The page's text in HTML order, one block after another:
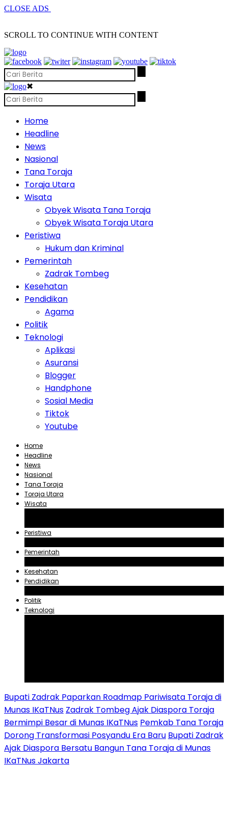
CLOSE ADS
SCROLL TO CONTINUE WITH CONTENT
✖
Home
Headline
News
Nasional
Tana Toraja
Toraja Utara
Wisata
Obyek Wisata Tana Toraja
Obyek Wisata Toraja Utara
Peristiwa
Hukum dan Kriminal
Pemerintah
Zadrak Tombeg
Kesehatan
Pendidikan
Agama
Politik
Teknologi
Aplikasi
Asuransi
Blogger
Handphone
Sosial Media
Tiktok
Youtube
Home
Headline
News
Nasional
Tana Toraja
Toraja Utara
Wisata
Peristiwa
Pemerintah
Kesehatan
Pendidikan
Politik
Teknologi
Bupati Zadrak Paparkan Roadmap Pariwisata Toraja di
Munas IKaTNus Zadrak Tombeg Ajak Diaspora Toraja
Bermimpi Besar di Munas IKaTNus Pemkab Tana Toraja
Dorong Transformasi Posyandu Era Baru Bupati Zadrak
Ajak Diaspora Bersatu Bangun Tana Toraja di Munas
IKaTNus Jakarta